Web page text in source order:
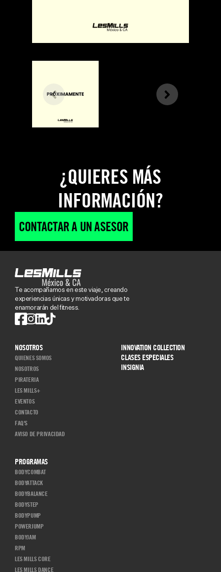
¿QUIERES MÁS
INFORMACIÓN?
CONTACTAR A UN ASESOR
Te acompañamos en este viaje, creando
experiencias únicas y motivadoras que te
enamorarán del fitness.
NOSOTROS
QUIENES SOMOS
NOSOTROS
PIRATERIA
LES MILLS+
EVENTOS
CONTACTO
FAQ'S
AVISO DE PRIVACIDAD
PROGRAMAS
BODYCOMBAT
BODYATTACK
BODYBALANCE
BODYSTEP
BODYPUMP
POWERJUMP
BODYJAM
RPM
LES MILLS CORE
LES MILLS DANCE
INNOVATION COLLECTION
CLASES ESPECIALES
INSIGNIA